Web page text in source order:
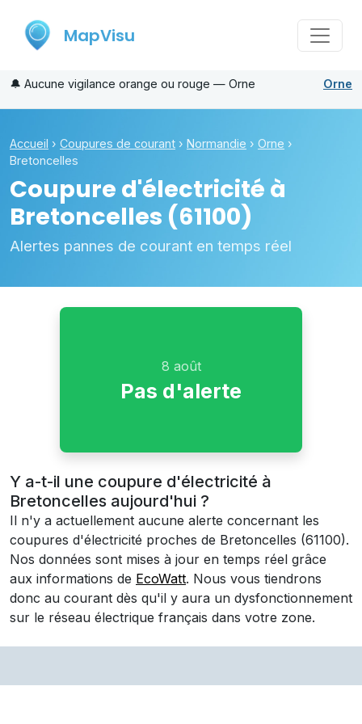
MapVisu
🔔 Aucune vigilance orange ou rouge — Orne Orne
Accueil › Coupures de courant › Normandie › Orne ›
Bretoncelles
Coupure d'électricité à
Bretoncelles (61100)
Alertes pannes de courant en temps réel
8 août
Pas d'alerte
Y a-t-il une coupure d'électricité à
Bretoncelles aujourd'hui ?
Il n'y a actuellement aucune alerte concernant les
coupures d'électricité proches de Bretoncelles (61100).
Nos données sont mises à jour en temps réel grâce
aux informations de EcoWatt. Nous vous tiendrons
donc au courant dès qu'il y aura un dysfonctionnement
sur le réseau électrique français dans votre zone.